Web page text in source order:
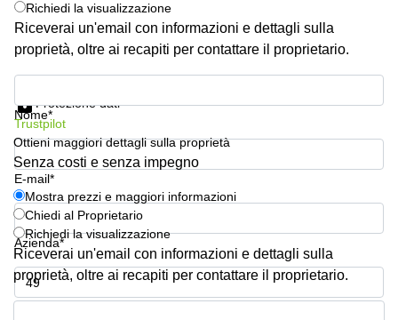
Coworking
Pescara
Coworking
Brescia
Affitto
Business
Centers
a
Treviso
Affitto
Business
Centers
a Napoli
Uffici
in
Richiedi la visualizzazione
Riceverai un'email con informazioni e dettagli sulla
proprietà, oltre ai recapiti per contattare il proprietario.
Nome*
E-mail*
Azienda*
Numero di telefono*
Protezione dati
Trustpilot
Ottieni maggiori dettagli sulla proprietà
Senza costi e senza impegno
Mostra prezzi e maggiori informazioni
Chiedi al Proprietario
Richiedi la visualizzazione
Riceverai un'email con informazioni e dettagli sulla
proprietà, oltre ai recapiti per contattare il proprietario.